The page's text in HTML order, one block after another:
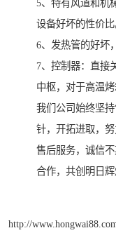
5、特有风道和机
设备好坏的性价比
6、发热管的好坏
7、控制器：直接
中枢，对于高温
我们公司始终坚
针，开拓进取，
售后服务，诚信
合作，共创明日辉
http://